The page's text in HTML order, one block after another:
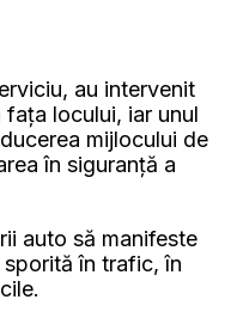
au intervenit
locului, iar unul
mijlocului de
în siguranță a
auto să manifeste
în trafic, în